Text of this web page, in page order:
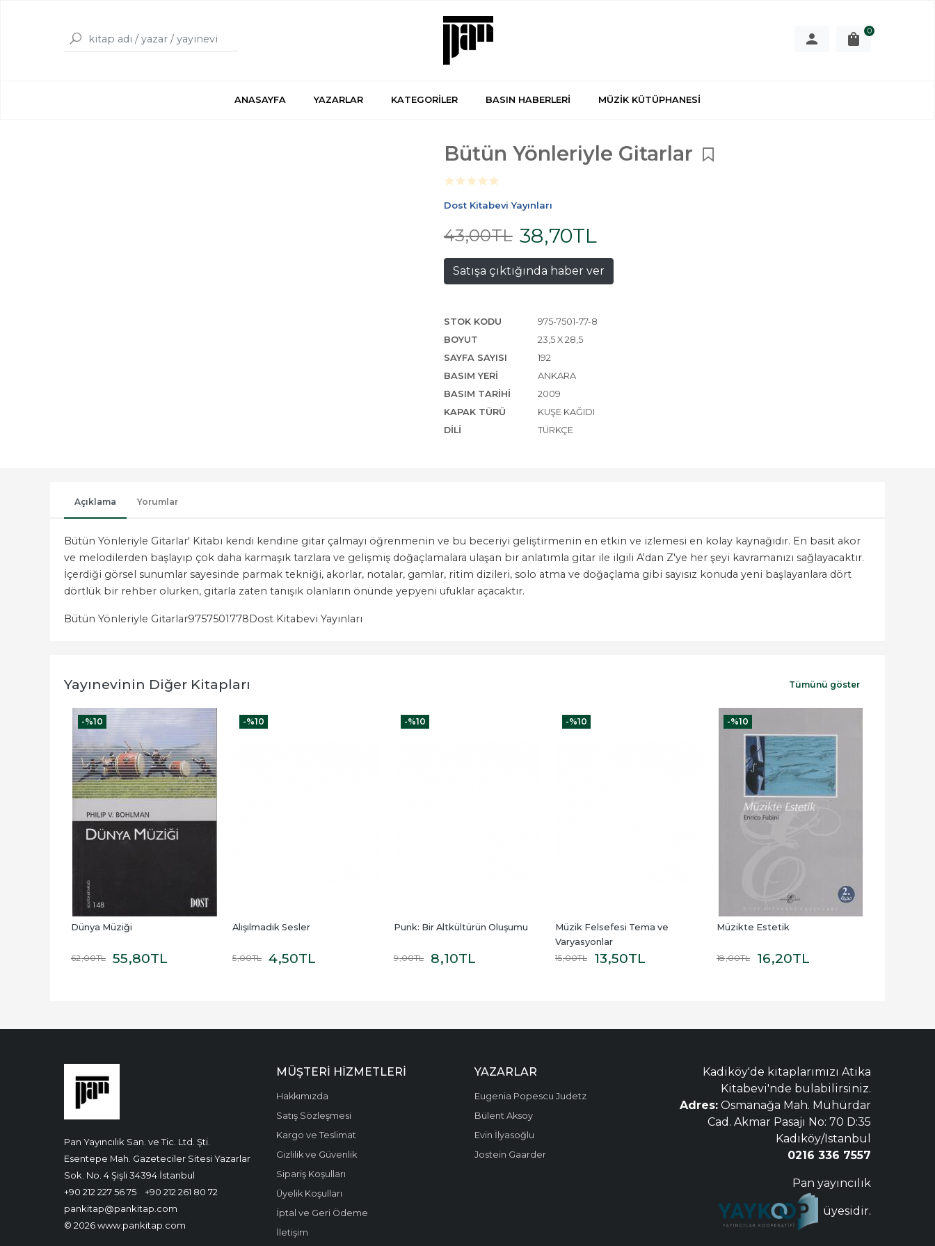
0
ANASAYFA YAZARLAR KATEGORİLER BASIN HABERLERİ MÜZİK KÜTÜPHANESİ
Bütün Yönleriyle Gitarlar
Dost Kitabevi Yayınları
43,00TL 38,70TL
Satışa çıktığında haber ver
STOK KODU
975-7501-77-8
BOYUT
23,5 X 28,5
SAYFA SAYISI
192
BASIM YERI
ANKARA
BASIM TARIHI
2009
KAPAK TÜRÜ
KUŞE KAĞIDI
DILI
TÜRKÇE
Açıklama Yorumlar
Bütün Yönleriyle Gitarlar' Kitabı kendi kendine gitar çalmayı öğrenmenin ve bu beceriyi geliştirmenin en etkin ve izlemesi en kolay kaynağıdır. En basit akor
ve melodilerden başlayıp çok daha karmaşık tarzlara ve gelişmiş doğaçlamalara ulaşan bir anlatımla gitar ile ilgili A'dan Z'ye her şeyi kavramanızı sağlayacaktır.
İçerdiği görsel sunumlar sayesinde parmak tekniği, akorlar, notalar, gamlar, ritim dizileri, solo atma ve doğaçlama gibi sayısız konuda yeni başlayanlara dört
dörtlük bir rehber olurken, gitarla zaten tanışık olanların önünde yepyeni ufuklar açacaktır.
Bütün Yönleriyle Gitarlar9757501778Dost Kitabevi Yayınları
Yayınevinin Diğer Kitapları
-%10
Dünya Müziği
62,00TL 55,80TL
-%10
Alışılmadık Sesler
5,00TL 4,50TL
-%10
Punk: Bir Altkültürün Oluşumu
9,00TL 8,10TL
-%10
Müzik Felsefesi Tema ve
Varyasyonlar
15,00TL 13,50TL
-%10
Müzikte Estetik
18,00TL 16,20TL
Tümünü göster
Pan Yayıncılık San. ve Tic. Ltd. Şti.
Esentepe Mah. Gazeteciler Sitesi Yazarlar
Sok. No. 4 Şişli 34394 İstanbul
+90 212 227 56 75
+90 212 261 80 72
pankitap@pankitap.com
© 2026 www.pankitap.com
MÜŞTERI HIZMETLERI
Hakkımızda
Satış Sözleşmesi
Kargo ve Teslimat
Gizlilik ve Güvenlik
Sipariş Koşulları
Üyelik Koşulları
İptal ve Geri Ödeme
İletişim
YAZARLAR
Eugenia Popescu Judetz
Bülent Aksoy
Evin İlyasoğlu
Jostein Gaarder
Kadiköy'de kitaplarımızı Atika
Kitabevi'nde bulabilirsiniz.
Adres: Osmanağa Mah. Mühürdar
Cad. Akmar Pasajı No: 70 D:35
Kadıköy/Istanbul
0216 336 7557
Pan yayıncılık
üyesidir.